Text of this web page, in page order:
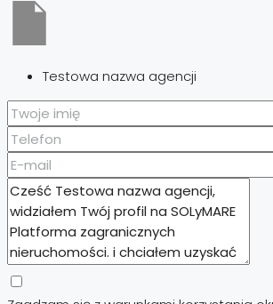
Testowa nazwa agencji